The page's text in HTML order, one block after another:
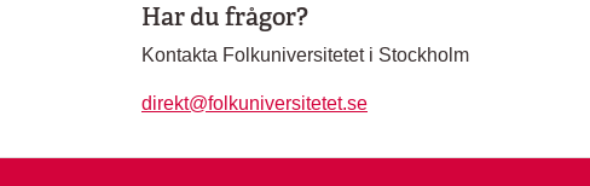
Har du frågor?
Kontakta Folkuniversitetet i Stockholm
direkt@folkuniversitetet.se